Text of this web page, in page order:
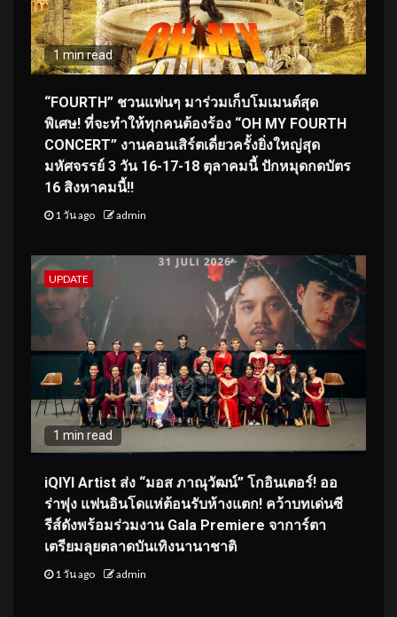
1 min read
“FOURTH” ชวนแฟนๆ มาร่วมเก็บโมเมนต์สุด
พิเศษ! ที่จะทำให้ทุกคนต้องร้อง “OH MY FOURTH
CONCERT” งานคอนเสิร์ตเดี่ยวครั้งยิ่งใหญ่สุด
มหัศจรรย์ 3 วัน 16-17-18 ตุลาคมนี้ ปักหมุดกดบัตร
16 สิงหาคมนี้!!
1 วัน ago admin
UPDATE
1 min read
iQIYI Artist ส่ง “มอส ภาณุวัฒน์” โกอินเตอร์! ออ
ร่าพุ่ง แฟนอินโดแห่ต้อนรับห้างแตก! คว้าบทเด่นซี
รีส์ดังพร้อมร่วมงาน Gala Premiere จาการ์ตา
เตรียมลุยตลาดบันเทิงนานาชาติ
1 วัน ago admin